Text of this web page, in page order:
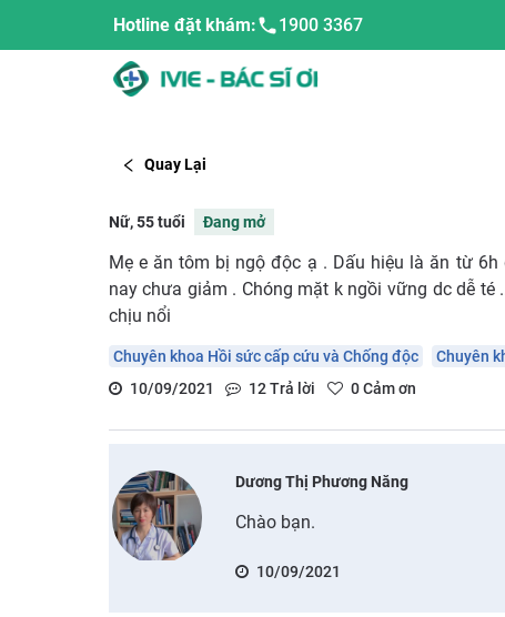
Hotline đặt khám: 1900 3367
Quay Lại
Nữ, 55 tuổi Đang mở
Mẹ e ăn tôm bị ngộ độc ạ . Dấu hiệu là ăn từ
nay chưa giảm . Chóng mặt k ngồi vững dc dễ
chịu nổi
Chuyên khoa Hồi sức cấp cứu và Chống độc
Chuyên
10/09/2021
12Trả lời 0Cảm ơn
Dương Thị Phương Năng
Chào bạn.
10/09/2021